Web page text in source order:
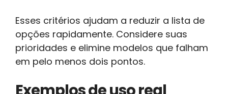
Esses critérios ajudam a reduzir a lista de
opções rapidamente. Considere suas
prioridades e elimine modelos que falham
em pelo menos dois pontos.